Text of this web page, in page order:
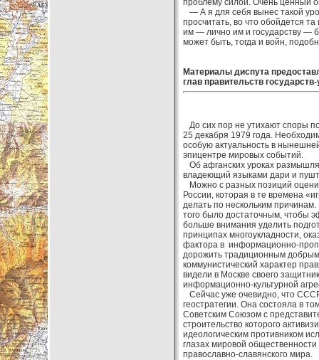
проблему силой. Очень ценный
— А я для себя вынес такой
просчитать, во что обойдется
им — лично им и государству —
может быть, тогда и войн,
Материалы диспута
глав правительств
До сих пор не утихают споры
25 декабря 1979 года.
особую актуальность в
эпицентре мировых событий.
Об афганских уроках
владеющий языками дари и
Можно с разных позиций
России, которая в те времена
делать по нескольким
того было достаточным, чтобы
больше внимания уделить
принципах многоукладности,
фактора в информационно-
дорожить традиционным
коммунистический характер
видели в Москве своего
информационно-культурной
Сейчас уже очевидно, что
геостратегии. Она состояла в
Советским Союзом с
строительство которого
идеологическим противником
глазах мировой
православно-славянского мира.